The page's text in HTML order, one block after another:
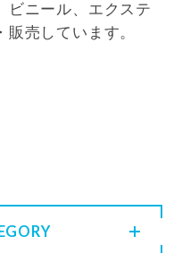
ビニール、エクステ
売しています。